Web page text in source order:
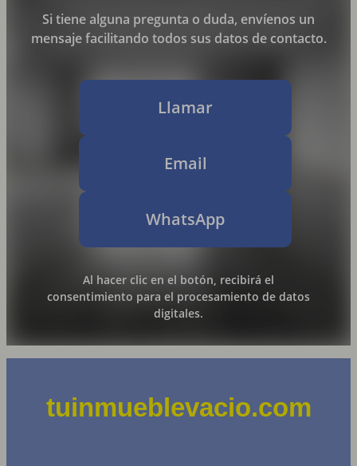
Si tiene alguna pregunta o duda, envíenos un
mensaje facilitando todos sus datos de contacto.
Llamar
Email
WhatsApp
Al hacer clic en el botón, recibirá el
consentimiento para el procesamiento de datos
digitales.
tuinmueblevacio.com